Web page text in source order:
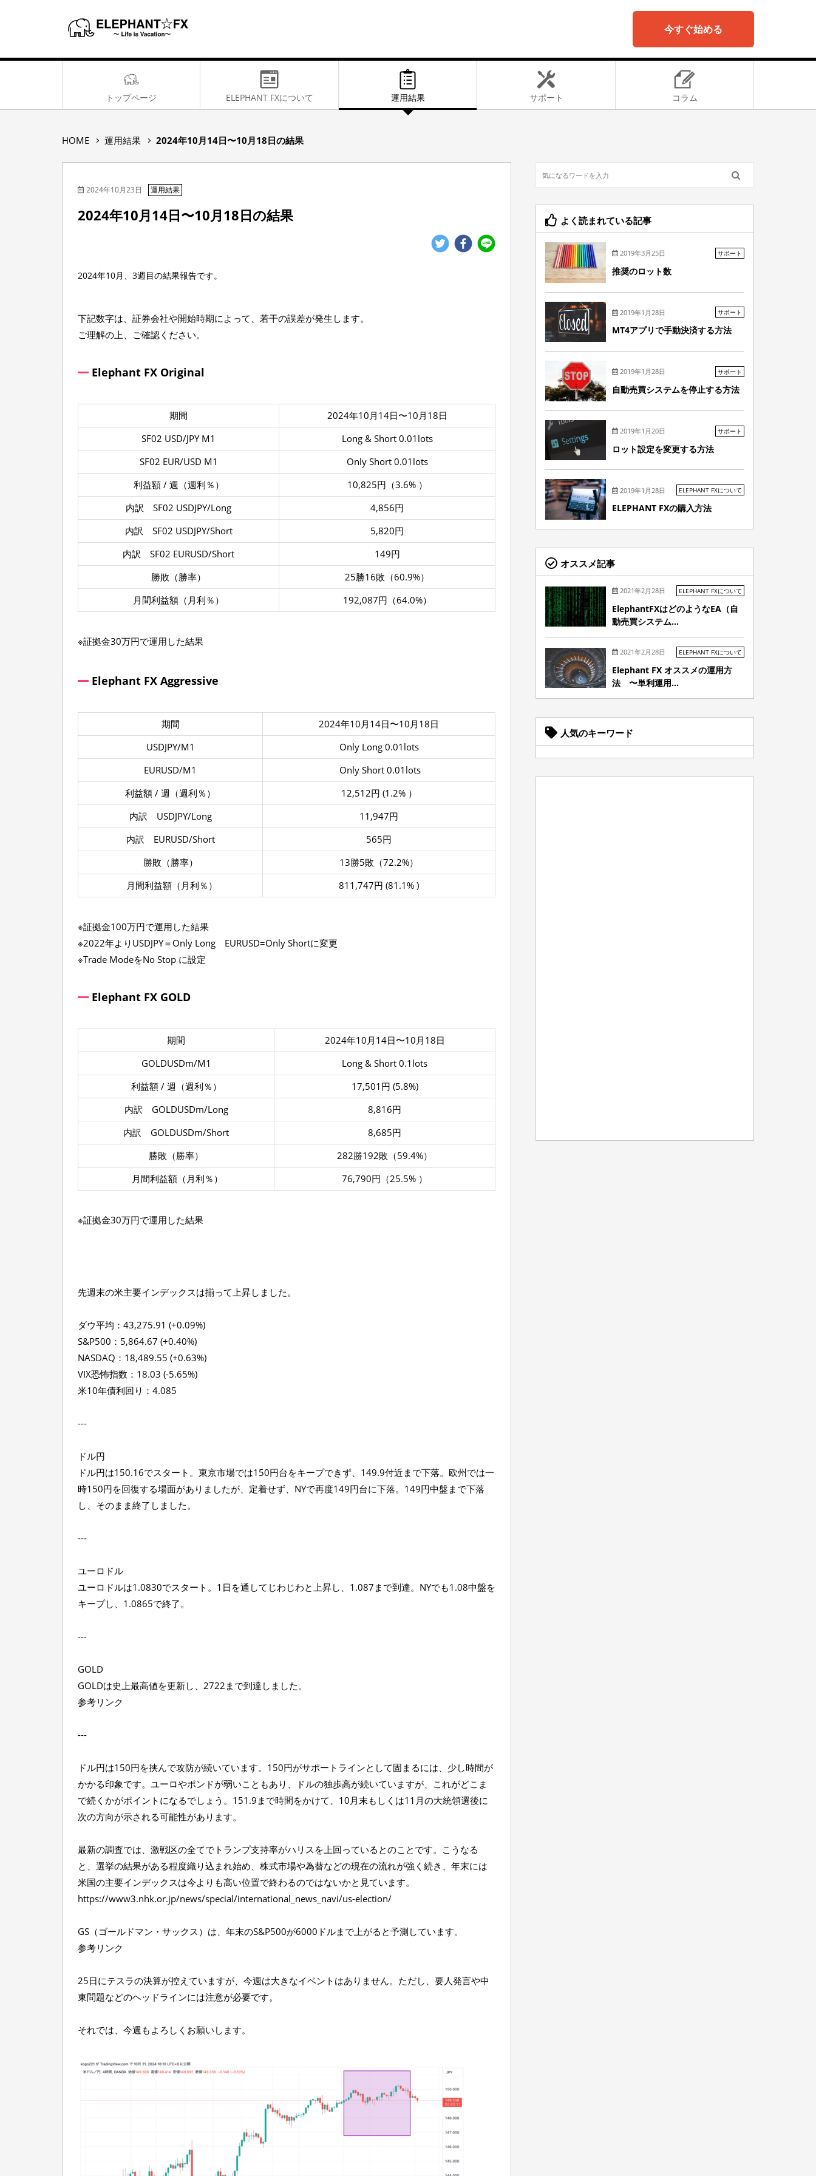
今すぐ始める
トップページ ELEPHANT FXについて 運用結果 サポート コラム
HOME2
2
年
0
〜
月
1
の
運用結果 2024年10月14日〜10月18日の結果
2024年10月23日 運用結果
2024年10月14日〜10月18日の結果
2024年10月、3週目の結果報告です。
下記数字は、証券会社や開始時期によって、若干の誤差が発生します。
ご理解の上、ご確認ください。
Elephant FX Original
期間
2024年10月14日〜10月18日
SF02 USD/JPY M1
Long & Short 0.01lots
SF02 EUR/USD M1
Only Short 0.01lots
利益額 / 週（週利％）
10,825円（3.6% ）
内訳 SF02 USDJPY/Long
4,856円
内訳 SF02 USDJPY/Short
5,820円
内訳 SF02 EURUSD/Short
149円
勝敗（勝率）
25勝16敗（60.9%）
月間利益額（月利％）
192,087円（64.0%）
※証拠金30万円で運用した結果
Elephant FX Aggressive
期間
2024年10月14日〜10月18日
USDJPY/M1
Only Long 0.01lots
EURUSD/M1
Only Short 0.01lots
利益額 / 週（週利％）
12,512円 (1.2% ）
内訳 USDJPY/Long
11,947円
内訳 EURUSD/Short
565円
勝敗（勝率）
13勝5敗（72.2%）
月間利益額（月利％）
811,747円 (81.1% )
※証拠金100万円で運用した結果
※2022年よりUSDJPY＝Only Long EURUSD=Only Shortに変更
※Trade ModeをNo Stop に設定
Elephant FX GOLD
期間
2024年10月14日〜10月18日
GOLDUSDm/M1
Long & Short 0.1lots
利益額 / 週（週利％）
17,501円 (5.8%)
内訳 GOLDUSDm/Long
8,816円
内訳 GOLDUSDm/Short
8,685円
勝敗（勝率）
282勝192敗（59.4%）
月間利益額（月利％）
76,790円（25.5% ）
※証拠金30万円で運用した結果
先週末の米主要インデックスは揃って上昇しました。
ダウ平均：43,275.91 (+0.09%)
S&P500：5,864.67 (+0.40%)
NASDAQ：18,489.55 (+0.63%)
VIX恐怖指数：18.03 (-5.65%)
米10年債利回り：4.085
---
ドル円
ドル円は150.16でスタート。東京市場では150円台をキープできず、149.9付近まで下落。欧州では一
時150円を回復する場面がありましたが、定着せず、NYで再度149円台に下落。149円中盤まで下落
し、そのまま終了しました。
---
ユーロドル
ユーロドルは1.0830でスタート。1日を通してじわじわと上昇し、1.087まで到達。NYでも1.08中盤を
キープし、1.0865で終了。
---
GOLD
GOLDは史上最高値を更新し、2722まで到達しました。
参考リンク
---
ドル円は150円を挟んで攻防が続いています。150円がサポートラインとして固まるには、少し時間が
かかる印象です。ユーロやポンドが弱いこともあり、ドルの独歩高が続いていますが、これがどこま
で続くかがポイントになるでしょう。151.9まで時間をかけて、10月末もしくは11月の大統領選後に
次の方向が示される可能性があります。
最新の調査では、激戦区の全てでトランプ支持率がハリスを上回っているとのことです。こうなる
と、選挙の結果がある程度織り込まれ始め、株式市場や為替などの現在の流れが強く続き、年末には
米国の主要インデックスは今よりも高い位置で終わるのではないかと見ています。
https://www3.nhk.or.jp/news/special/international_news_navi/us-election/
GS（ゴールドマン・サックス）は、年末のS&P500が6000ドルまで上がると予測しています。
参考リンク
25日にテスラの決算が控えていますが、今週は大きなイベントはありません。ただし、要人発言や中
東問題などのヘッドラインには注意が必要です。
それでは、今週もよろしくお願いします。
よく読まれている記事
2019年3月25日 サポート
推奨のロット数
2019年1月28日 サポート
MT4アプリで手動決済する方法
2019年1月28日 サポート
自動売買システムを停止する方法
2019年1月20日 サポート
ロット設定を変更する方法
2019年1月28日 ELEPHANT FXについて
ELEPHANT FXの購入方法
オススメ記事
2021年2月28日 ELEPHANT FXについて
ElephantFXはどのようなEA（自
動売買システム...
2021年2月28日 ELEPHANT FXについて
Elephant FX オススメの運用方
法 〜単利運用...
人気のキーワード